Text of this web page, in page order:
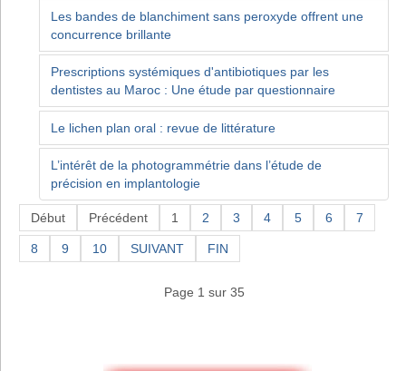
Les bandes de blanchiment sans peroxyde offrent une
concurrence brillante
Prescriptions systémiques d'antibiotiques par les
dentistes au Maroc : Une étude par questionnaire
Le lichen plan oral : revue de littérature
L’intérêt de la photogrammétrie dans l’étude de
précision en implantologie
Début Précédent 1 2 3 4 5 6 7
8 9 10 SUIVANT FIN
Page 1 sur 35